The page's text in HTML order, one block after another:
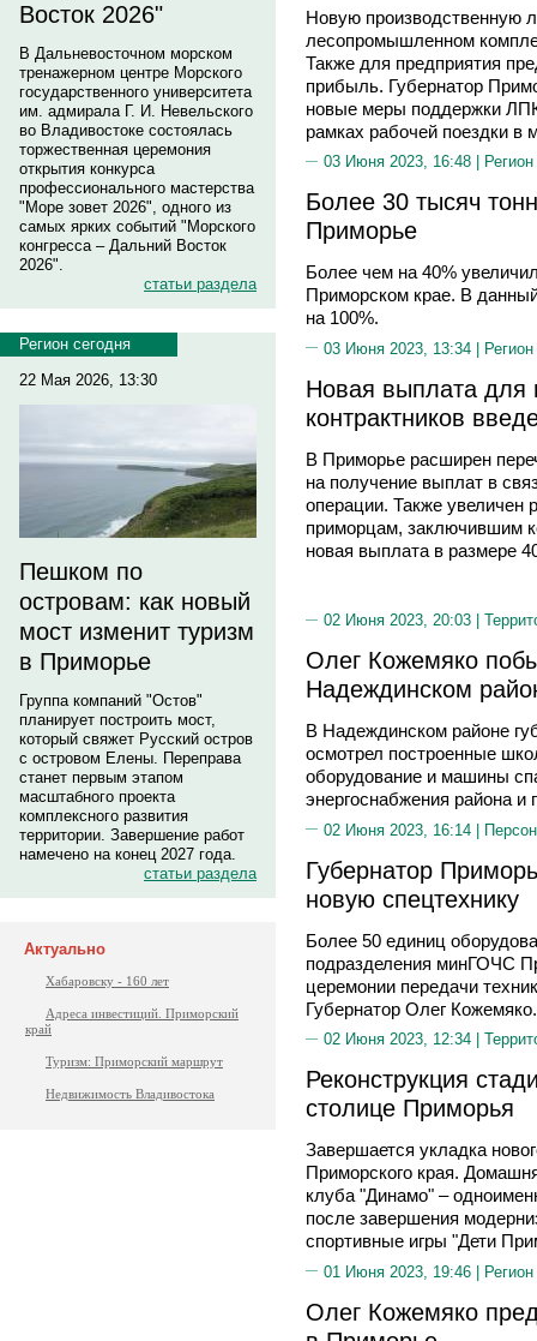
Восток 2026"
В Дальневосточном морском
тренажерном центре Морского
государственного университета
им. адмирала Г. И. Невельского
во Владивостоке состоялась
торжественная церемония
открытия конкурса
профессионального мастерства
"Море зовет 2026", одного из
самых ярких событий "Морского
конгресса – Дальний Восток
2026".
статьи раздела
Регион сегодня
22 Мая 2026, 13:30
Пешком по
островам: как новый
мост изменит туризм
в Приморье
Группа компаний "Остов"
планирует построить мост,
который свяжет Русский остров
с островом Елены. Переправа
станет первым этапом
масштабного проекта
комплексного развития
территории. Завершение работ
намечено на конец 2027 года.
статьи раздела
Актуально
Хабаровску - 160 лет
Адреса инвестиций. Приморский
край
Туризм: Приморский маршрут
Недвижимость Владивостока
Новую производственную
лесопромышленном
Также для предприятия
прибыль. Губернатор
новые меры поддержки
рамках рабочей поездки в
03 Июня 2023, 16:48 |
Более 30 тысяч
Приморье
Более чем на 40%
Приморском крае. В
на 100%.
03 Июня 2023, 13:34 |
Новая выплата для
контрактников
В Приморье расширен
на получение выплат в
операции. Также увеличен
приморцам, заключившим
новая выплата в размере
02 Июня 2023, 20:03 |
Олег Кожемяко
Надеждинском
В Надеждинском районе
осмотрел построенные
оборудование и машины
энергоснабжения района и
02 Июня 2023, 16:14 |
Губернатор
новую спецтехнику
Более 50 единиц
подразделения минГОЧС
церемонии передачи
Губернатор Олег Кожемяко.
02 Июня 2023, 12:34 |
Реконструкция
столице Приморья
Завершается укладка
Приморского края.
клуба "Динамо" –
после завершения
спортивные игры "Дети
01 Июня 2023, 19:46 |
Олег Кожемяко